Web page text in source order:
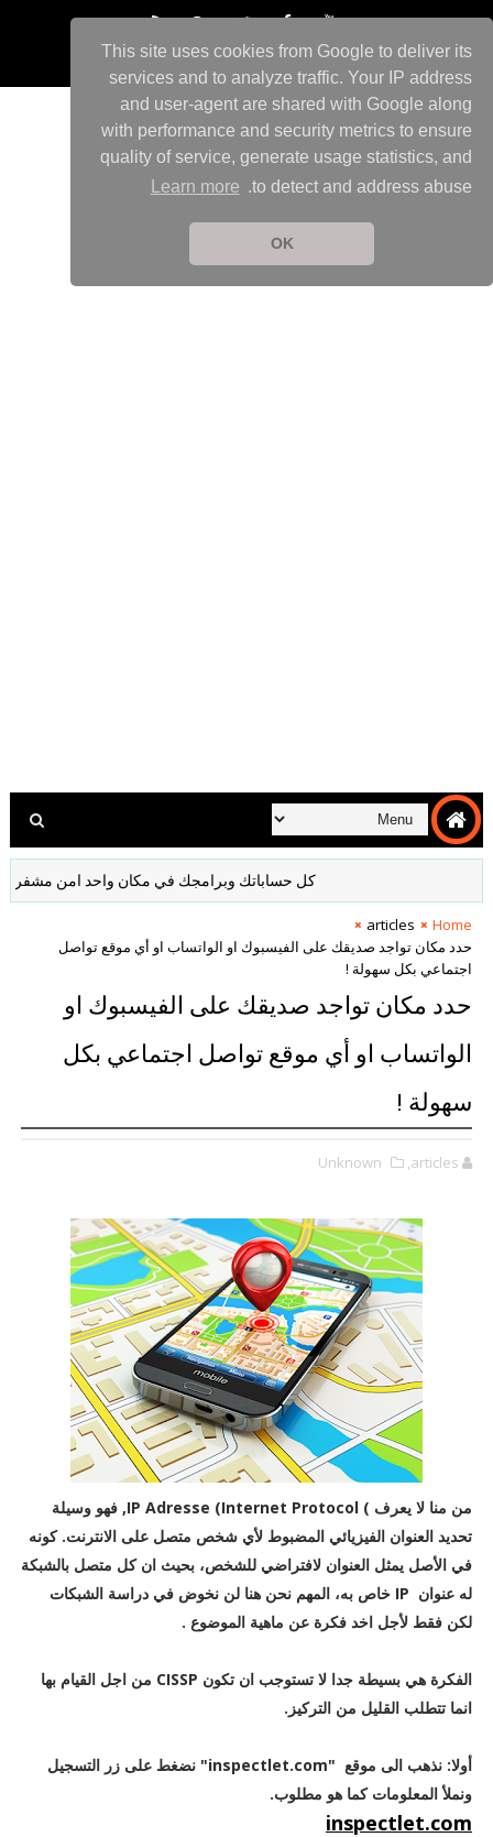
This site uses cookies from Google to deliver its
services and to analyze traffic. Your IP address
and user-agent are shared with Google along
with performance and security metrics to ensure
quality of service, generate usage statistics, and
to detect and address abuse.
Learn more
OK
كل حساباتك وبرامجك في مكان واحد امن مشفر لا داعي
Home
articles
حدد مكان تواجد صديقك على الفيسبوك او الواتساب او أي موقع تواصل
اجتماعي بكل سهولة !
حدد مكان تواجد صديقك على الفيسبوك او
الواتساب او أي موقع تواصل اجتماعي بكل
سهولة !
Unknown ,articles
من منا لا يعرف ) IP Adresse (Internet Protocol, فهو وسيلة
تحديد العنوان الفيزيائي المضبوط لأي شخص متصل على الانترنت. كونه
في الأصل يمثل العنوان لافتراضي للشخص، بحيث ان كل متصل بالشبكة
له عنوان IP خاص به، المهم نحن هنا لن نخوض في دراسة الشبكات
لكن فقط لأجل اخد فكرة عن ماهية الموضوع .
الفكرة هي بسيطة جدا لا تستوجب ان تكون CISSP من اجل القيام بها
انما تتطلب القليل من التركيز.
أولا: نذهب الى موقع "inspectlet.com" نضغط على زر التسجيل
ونملأ المعلومات كما هو مطلوب.
inspectlet.com